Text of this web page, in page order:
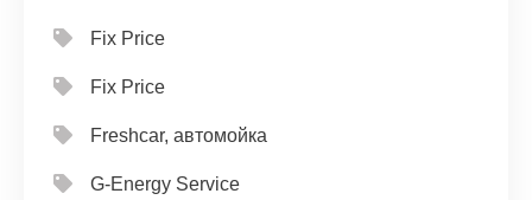
Fix Price
Fix Price
Freshcar, автомойка
G-Energy Service